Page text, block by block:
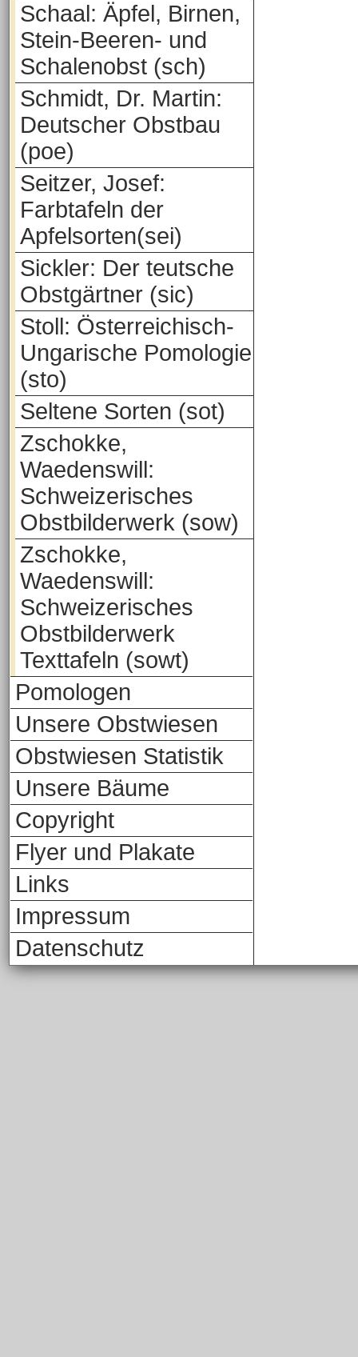
Schaal: Äpfel, Birnen,
Stein-Beeren- und
Schalenobst (sch)
Schmidt, Dr. Martin:
Deutscher Obstbau
(poe)
Seitzer, Josef:
Farbtafeln der
Apfelsorten(sei)
Sickler: Der teutsche
Obstgärtner (sic)
Stoll: Österreichisch-
Ungarische Pomologie
(sto)
Seltene Sorten (sot)
Zschokke,
Waedenswill:
Schweizerisches
Obstbilderwerk (sow)
Zschokke,
Waedenswill:
Schweizerisches
Obstbilderwerk
Texttafeln (sowt)
Pomologen
Unsere Obstwiesen
Obstwiesen Statistik
Unsere Bäume
Copyright
Flyer und Plakate
Links
Impressum
Datenschutz